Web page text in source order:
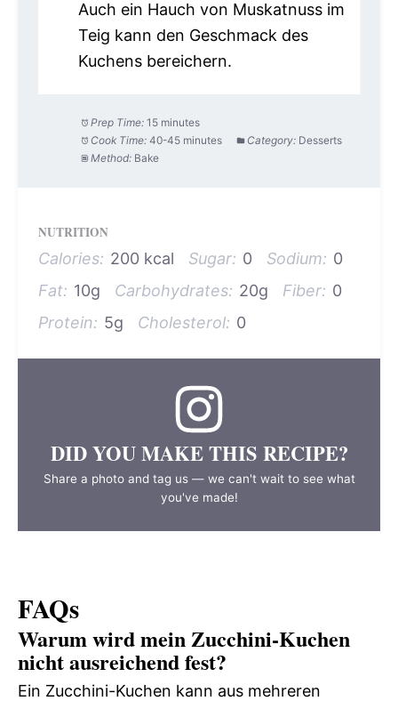
Auch ein Hauch von Muskatnuss im
Teig kann den Geschmack des
Kuchens bereichern.
Prep Time: 15 minutes
Cook Time: 40-45 minutes Category: Desserts
Method: Bake
NUTRITION
Calories: 200 kcal Sugar: 0 Sodium: 0
Fat: 10g Carbohydrates: 20g Fiber: 0
Protein: 5g Cholesterol: 0
DID YOU MAKE THIS RECIPE?
Share a photo and tag us — we can't wait to see what
you've made!
FAQs
Warum wird mein Zucchini-Kuchen
nicht ausreichend fest?
Ein Zucchini-Kuchen kann aus mehreren